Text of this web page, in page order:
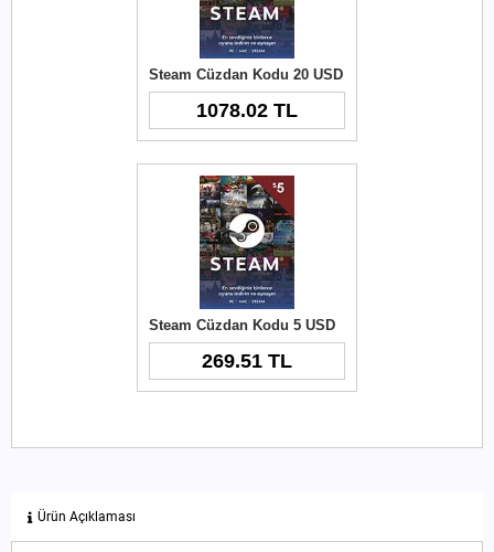
Steam Cüzdan Kodu 20 USD
1078.02 TL
Steam Cüzdan Kodu 5 USD
269.51 TL
Ürün Açıklaması